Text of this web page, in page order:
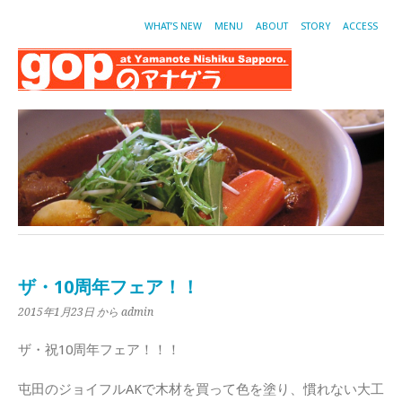
WHAT’S NEW MENU ABOUT STORY ACCESS
ザ・10周年フェア！！
2015年1月23日 から admin
ザ・祝10周年フェア！！！
屯田のジョイフルAKで木材を買って色を塗り、慣れない大工